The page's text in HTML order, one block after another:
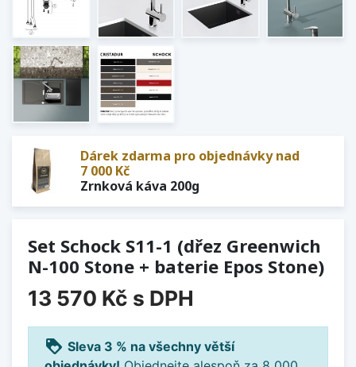
Dárek zdarma pro objednávky nad
7 000 Kč
Zrnková káva 200g
Set Schock S11-1 (dřez Greenwich
N-100 Stone + baterie Epos Stone)
13 570 Kč s DPH
loyalty Sleva 3 % na všechny větší